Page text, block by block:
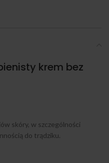
krem bez
skóry, w szczególności
do trądziku.